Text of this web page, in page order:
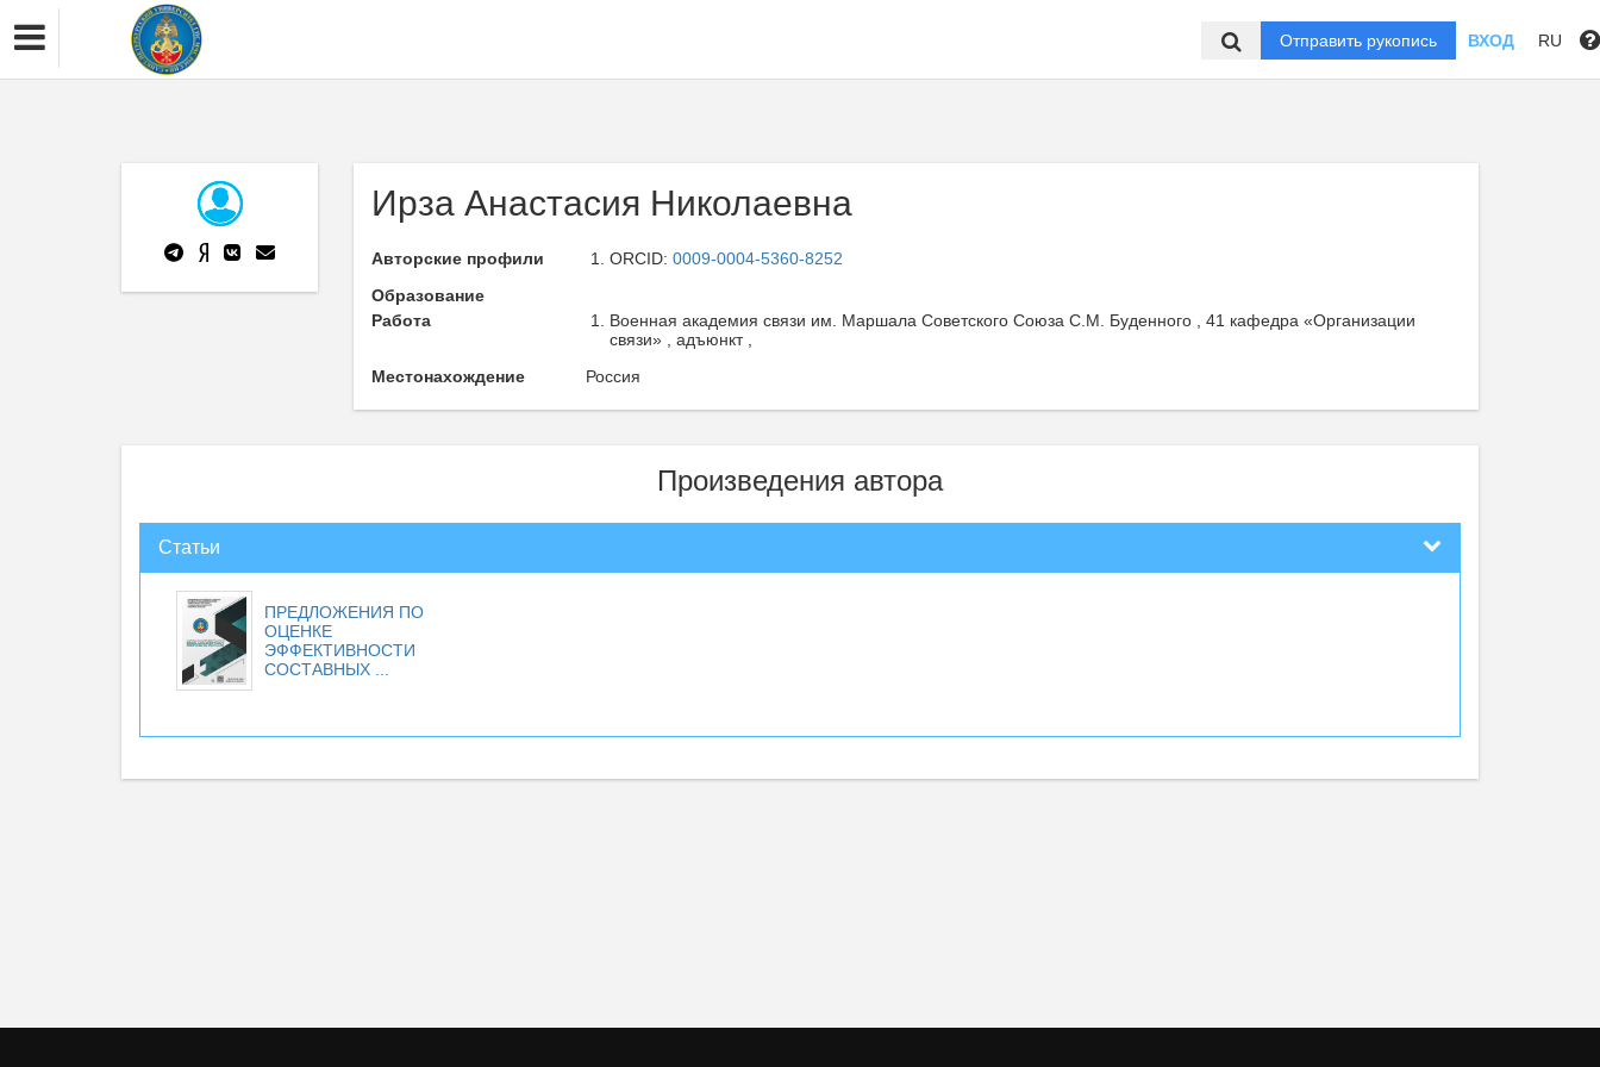
Отправить рукопись ВХОД RU
Ирза Анастасия Николаевна
Авторские профили ORCID: 0009-0004-5360-8252
Образование
Работа
Военная академия связи им. Маршала Советского Союза С.М. Буденного , 41 кафедра «Организации
связи» , адъюнкт ,
Местонахождение
Россия
Произведения автора
Статьи
ПРЕДЛОЖЕНИЯ ПО
ОЦЕНКЕ
ЭФФЕКТИВНОСТИ
СОСТАВНЫХ ...